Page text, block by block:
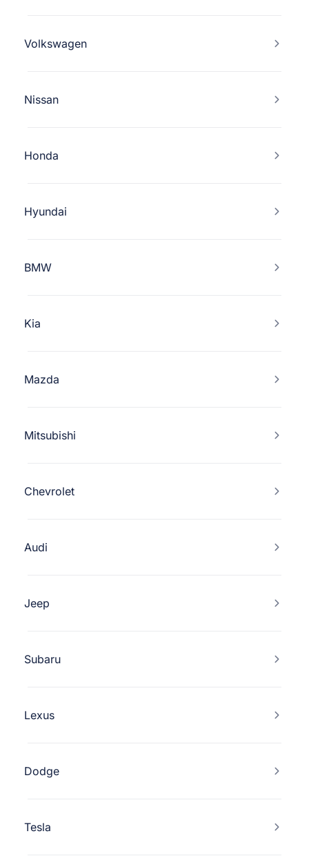
Volkswagen
Nissan
Honda
Hyundai
BMW
Kia
Mazda
Mitsubishi
Chevrolet
Audi
Jeep
Subaru
Lexus
Dodge
Tesla